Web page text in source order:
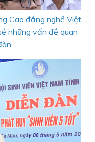
Cao đẳng nghề Việt
những vấn đề quan